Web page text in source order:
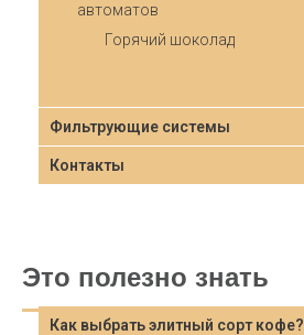
автоматов
Горячий шоколад
Фильтрующие системы
Контакты
Это полезно знать
Как выбрать элитный сорт кофе?